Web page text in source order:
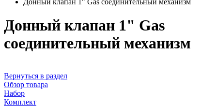
Донный клапан 1" Gas соединительный механизм
Донный клапан 1" Gas
соединительный механизм
Вернуться в раздел
Обзор товара
Набор
Комплект